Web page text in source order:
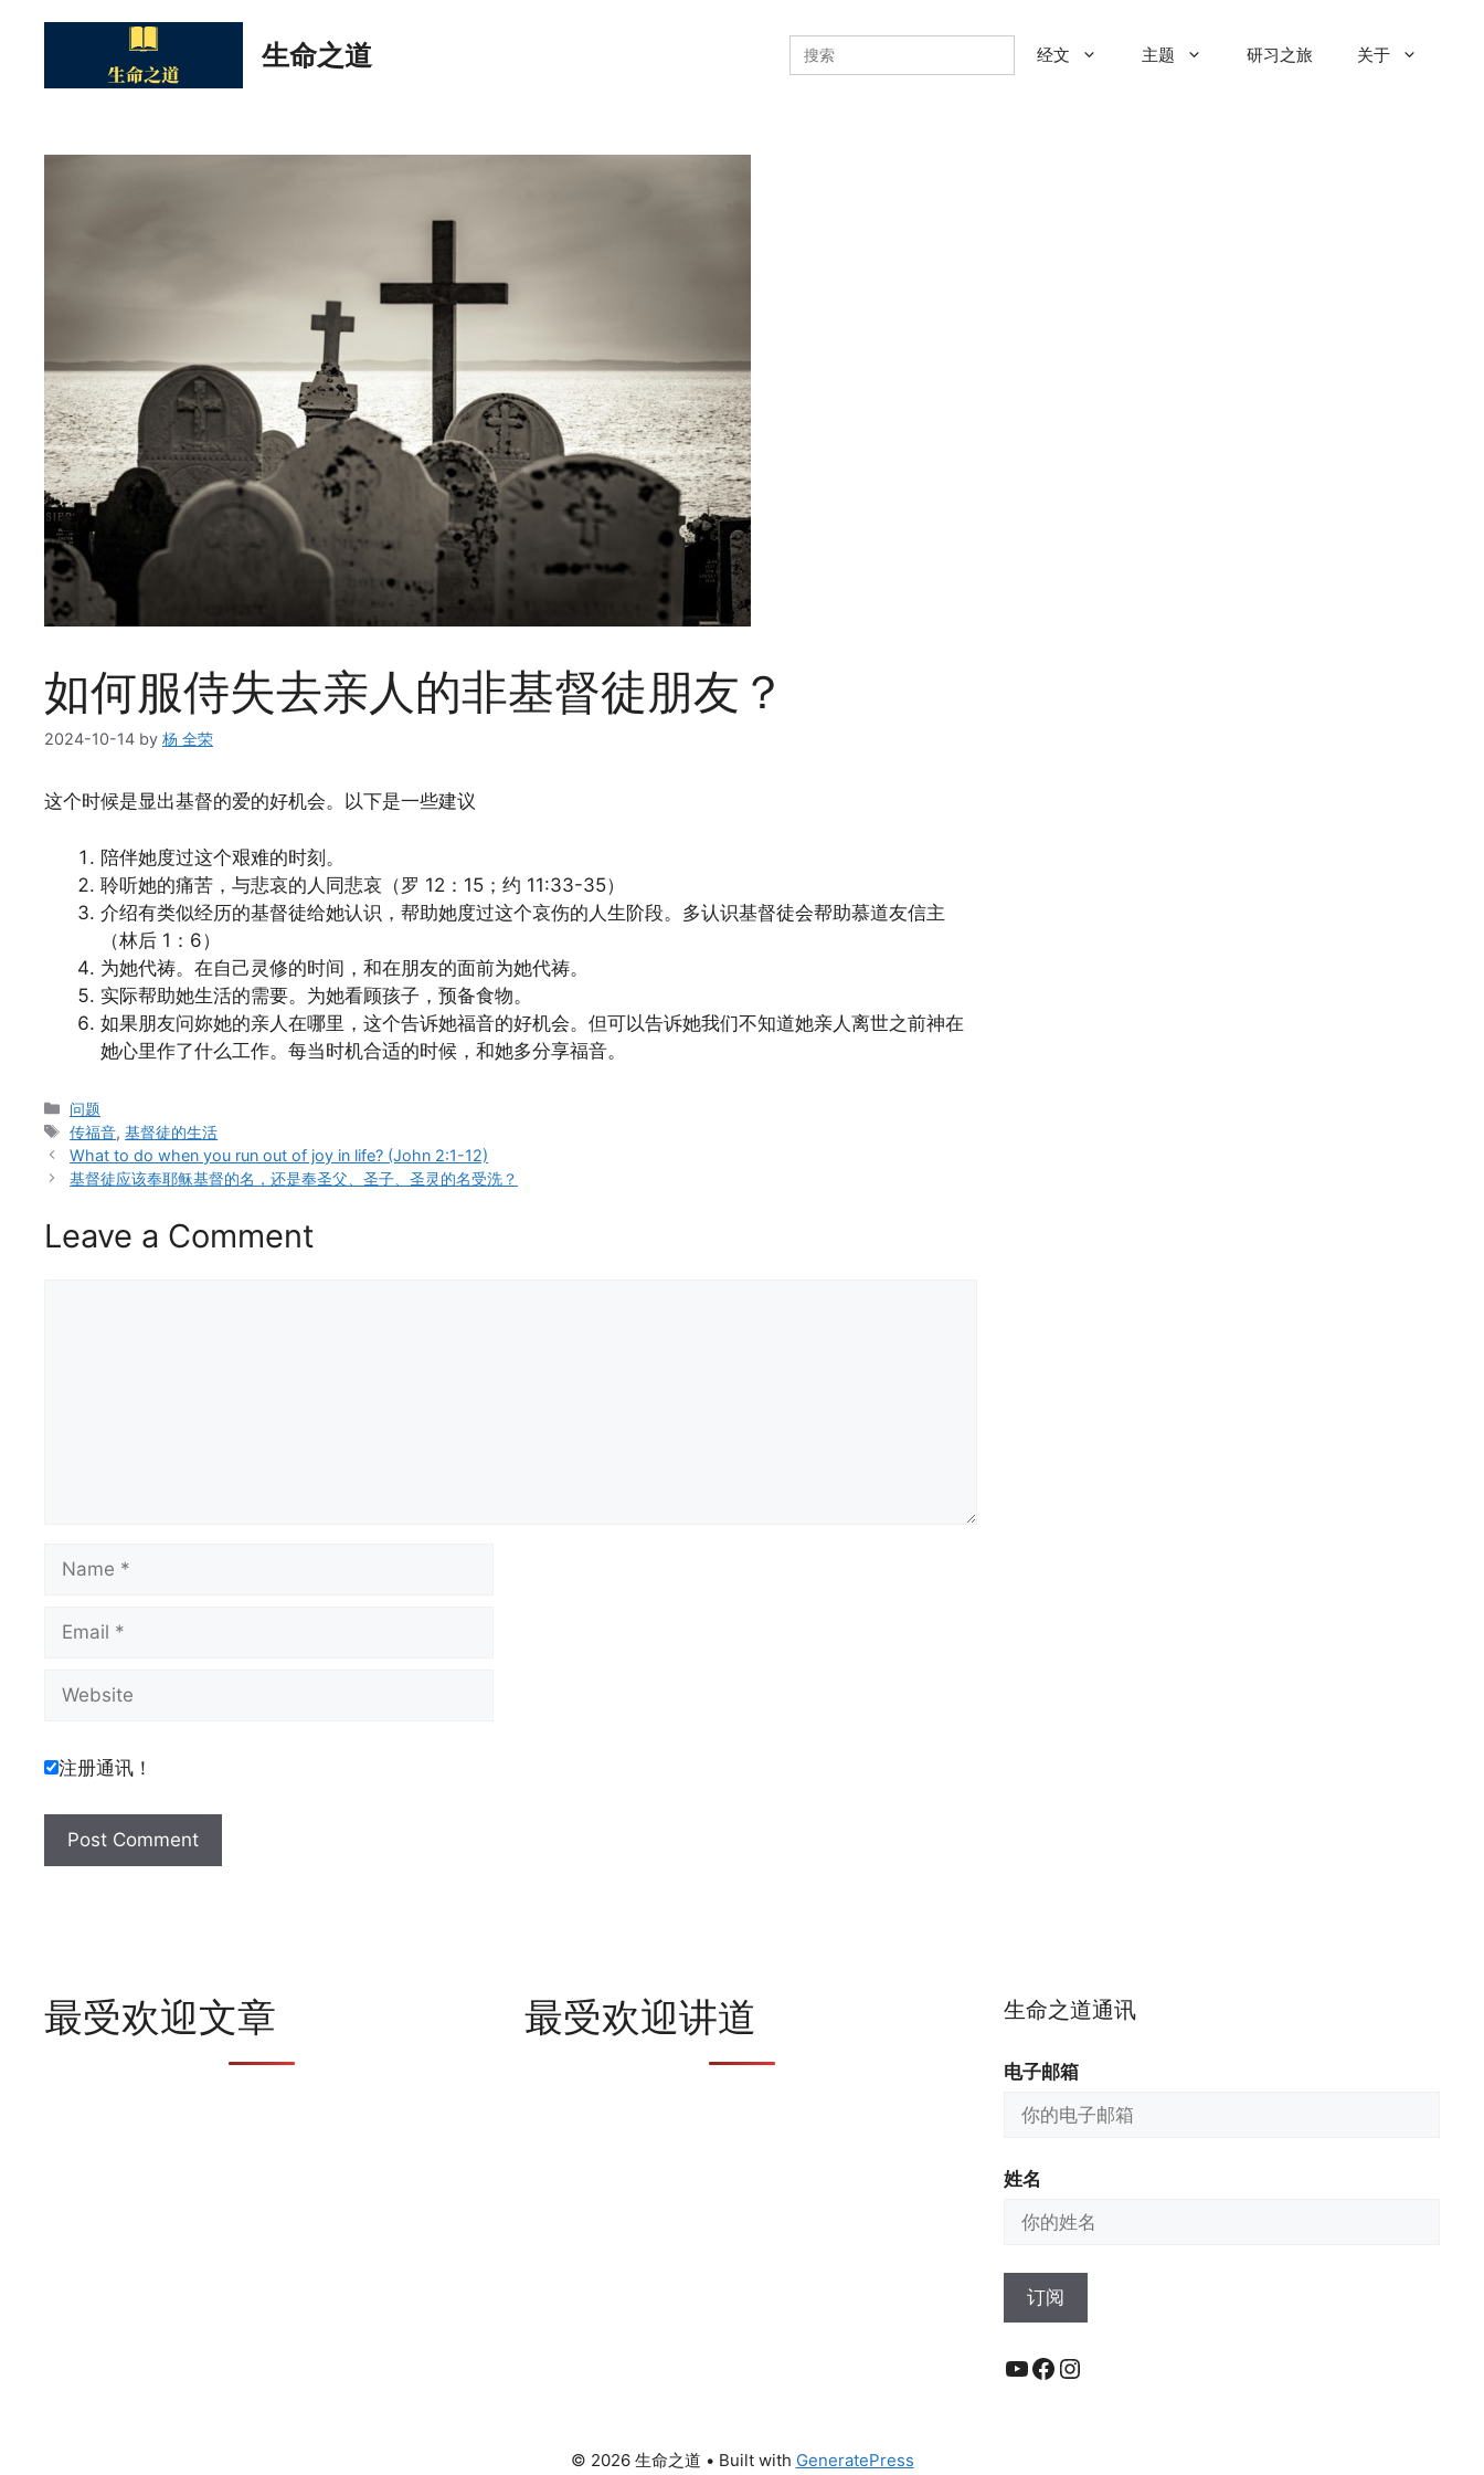
生命之道
Search
for:
经文 主题 研习之旅 关于
如何服侍失去亲人的非基督徒朋友？
2024-10-14 by 杨 全荣
这个时候是显出基督的爱的好机会。以下是一些建议
陪伴她度过这个艰难的时刻。
聆听她的痛苦，与悲哀的人同悲哀（罗 12：15；约 11:33-35）
介绍有类似经历的基督徒给她认识，帮助她度过这个哀伤的人生阶段。多认识基督徒会帮助慕道友信主
（林后 1：6）
为她代祷。在自己灵修的时间，和在朋友的面前为她代祷。
实际帮助她生活的需要。为她看顾孩子，预备食物。
如果朋友问妳她的亲人在哪里，这个告诉她福音的好机会。但可以告诉她我们不知道她亲人离世之前神在
她心里作了什么工作。每当时机合适的时候，和她多分享福音。
Categories
问题
Tags
传福音,基督徒的生活
What to do when you run out of joy in life? (John 2:1-12)
基督徒应该奉耶稣基督的名，还是奉圣父、圣子、圣灵的名受洗？
Leave a Comment
Name
Email
Website
注册通讯！
最受欢迎文章 最受欢迎讲道 生命之道通讯
电子邮箱
姓名
YouTube
Facebook
Instagram
© 2026 生命之道 • Built with GeneratePress